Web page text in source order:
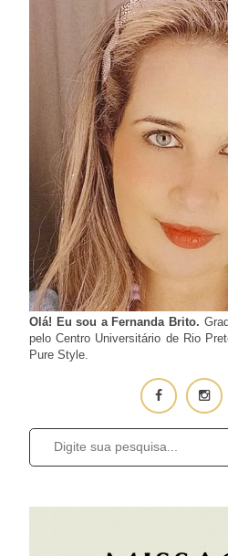
Olá! Eu sou a Fernanda Brito.
pelo Centro Universitário de Rio
Pure Style.